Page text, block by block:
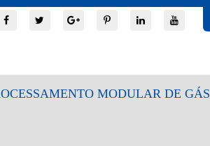
MODULAR DE GÁS